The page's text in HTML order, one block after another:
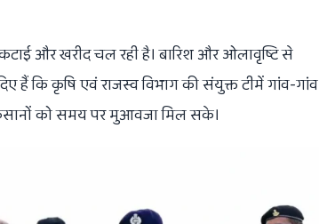
और खरीद चल रही है। बारिश और ओलावृष्टि से
कि कृषि एवं राजस्व विभाग की संयुक्त टीमें गांव-गांव
को समय पर मुआवजा मिल सके।